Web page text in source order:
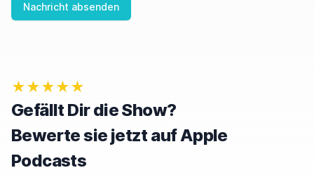
Nachricht absenden
★★★★★
Gefällt Dir die Show?
Bewerte sie jetzt auf Apple
Podcasts